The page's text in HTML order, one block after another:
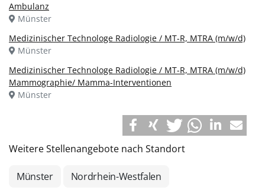
Ambulanz
Münster
Medizinischer Technologe Radiologie / MT-R, MTRA (m/w/d)
Münster
Medizinischer Technologe Radiologie / MT-R, MTRA (m/w/d)
Mammographie/ Mamma-Interventionen
Münster
Weitere Stellenangebote nach Standort
Münster Nordrhein-Westfalen